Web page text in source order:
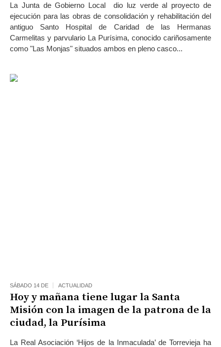
La Junta de Gobierno Local dio luz verde al proyecto de
ejecución para las obras de consolidación y rehabilitación del
antiguo Santo Hospital de Caridad de las Hermanas
Carmelitas y parvulario La Purísima, conocido cariñosamente
como "Las Monjas" situados ambos en pleno casco...
SÁBADO 14 DE ACTUALIDAD
Hoy y mañana tiene lugar la Santa
Misión con la imagen de la patrona de la
ciudad, la Purísima
La Real Asociación ‘Hijos de la Inmaculada’ de Torrevieja ha